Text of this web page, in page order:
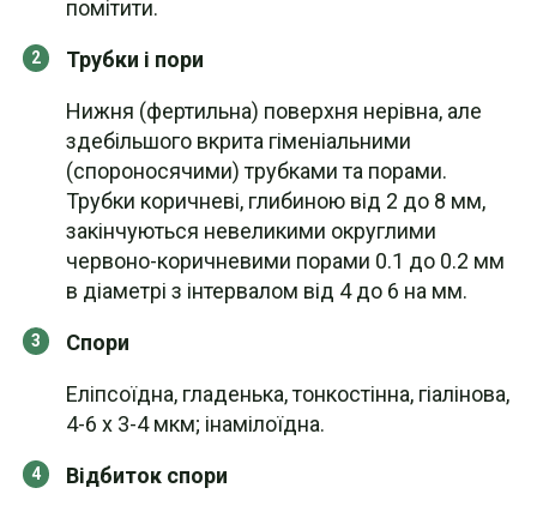
помітити.
Трубки і пори
Нижня (фертильна) поверхня нерівна, але
здебільшого вкрита гіменіальними
(спороносячими) трубками та порами.
Трубки коричневі, глибиною від 2 до 8 мм,
закінчуються невеликими округлими
червоно-коричневими порами 0.1 до 0.2 мм
в діаметрі з інтервалом від 4 до 6 на мм.
Спори
Еліпсоїдна, гладенька, тонкостінна, гіалінова,
4-6 х 3-4 мкм; інамілоїдна.
Відбиток спори